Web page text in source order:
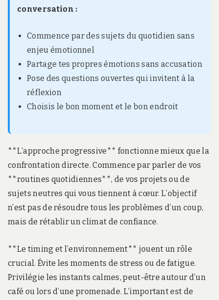
conversation :
Commence par des sujets du quotidien sans
enjeu émotionnel
Partage tes propres émotions sans accusation
Pose des questions ouvertes qui invitent à la
réflexion
Choisis le bon moment et le bon endroit
**L’approche progressive** fonctionne mieux que la
confrontation directe. Commence par parler de vos
**routines quotidiennes**, de vos projets ou de
sujets neutres qui vous tiennent à cœur. L’objectif
n’est pas de résoudre tous les problèmes d’un coup,
mais de rétablir un climat de confiance.
**Le timing et l’environnement** jouent un rôle
crucial. Évite les moments de stress ou de fatigue.
Privilégie les instants calmes, peut-être autour d’un
café ou lors d’une promenade. L’important est de